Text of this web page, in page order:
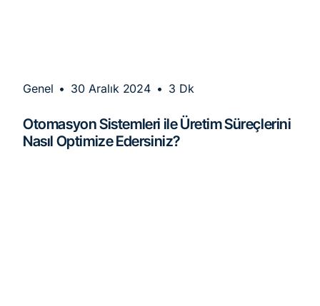
Genel • 30 Aralık 2024 • 3 Dk
Otomasyon Sistemleri ile Üretim Süreçlerini
Nasıl Optimize Edersiniz?